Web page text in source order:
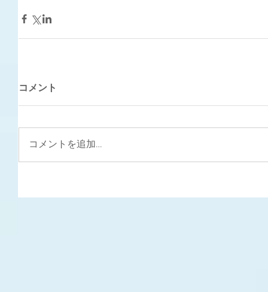
コメント
コメントを追加…